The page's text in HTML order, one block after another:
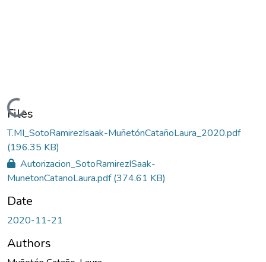
Loading...
Files
T.MI_SotoRamirezIsaak-MuñetónCatañoLaura_2020.pdf
(196.35 KB)
Autorizacion_SotoRamirezISaak-
MunetonCatanoLaura.pdf(374.61 KB)
Date
2020-11-21
Authors